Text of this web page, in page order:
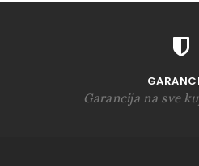
Garancija na sve